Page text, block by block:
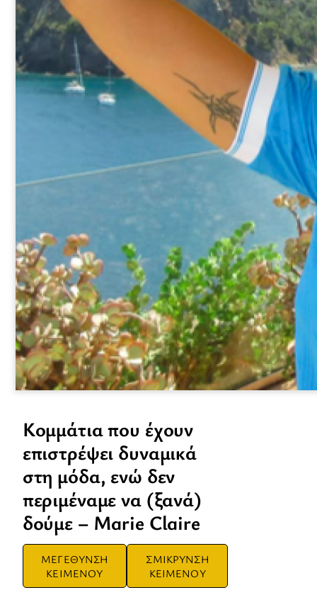
Κομμάτια που έχουν
επιστρέψει δυναμικά
στη μόδα, ενώ δεν
περιμέναμε να (ξανά)
δούμε – Marie Claire
ΜΕΓΕΘΥΝΣΗ
ΚΕΙΜΕΝΟΥ
ΣΜΙΚΡΥΝΣΗ
ΚΕΙΜΕΝΟΥ